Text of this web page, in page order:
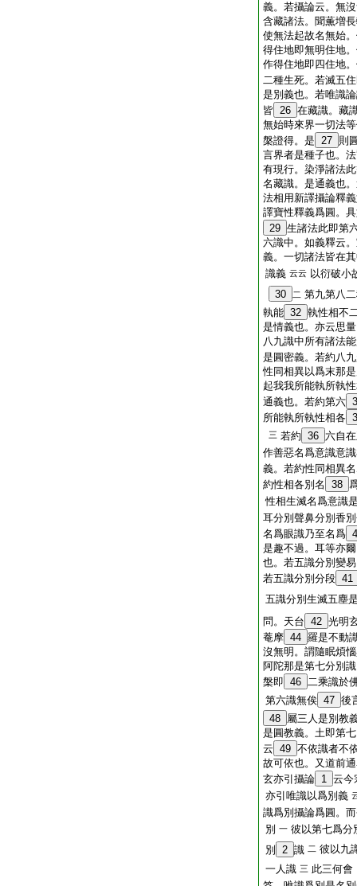
義。若攝論云。無
含藏諸法。聞薫増
使無法起故名無始
得住地即無明住地
作得住地即四住地
二種生死。若滅五
是別義也。若唯識
皆 26 在藏識。藏
無始時來界一切法
槃證得。是 27 則
言界者是種子也。
有現行。染淨諸法
名藏識。是通義也
法相用新譯攝論釋
譯寶性釋義爲圓。
29 生諸法此即第
六識中。如義釋云
義。一切諸法皆在
識義 云云 以衍破小
30
二 第九第八
執能 32 執性相不
是情義也。亦云思
八九識中所有諸法
是圓密義。若約八
性同相異以爲末那
起我我所能執所執
通義也。若約第六
所能執所執性相各
三 若約 36 六自
作善惡名爲意識意
義。若約性同相異
約性相各別名
38
性相生滅名爲意識
耳分別聲鼻分別香
名爲眼識乃至名爲
是趣不過。耳等亦
也。若五識分別變
若五識分別分段 41
五識分別生滅五塵
問。天台 42 光明
菴摩 44 羅是不動
沒無明。謂隨眠煩
阿陀那是第七分別
槃即 46 二乘識於
第六識無俟 47 後
48 屬三人是別教
是圓教義。土即第
云 49 不依識者不
故可依也。又道前
玄亦引攝論 1 云今
亦引唯識以爲別義
識爲別攝論爲圓。
別 一 彼以第七爲分
別
2 識 二 彼以九
一人識 三 此三何會